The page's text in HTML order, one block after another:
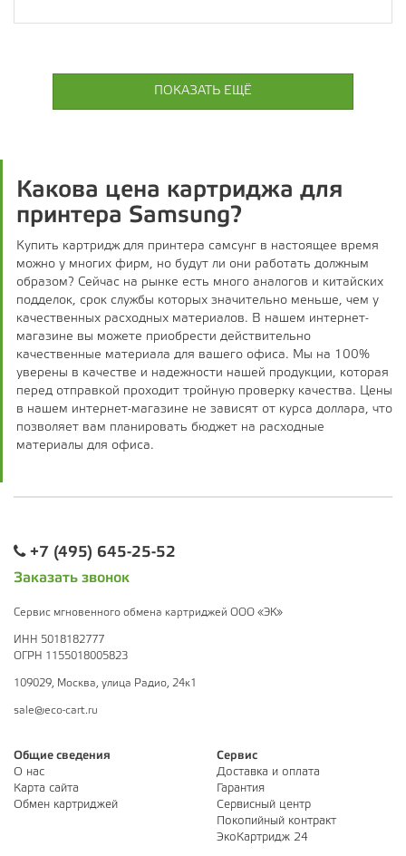
Какова цена картриджа для
принтера Samsung?
Купить картридж для принтера самсунг в настоящее время
можно у многих фирм, но будут ли они работать должным
образом? Сейчас на рынке есть много аналогов и китайских
подделок, срок службы которых значительно меньше, чем у
качественных расходных материалов. В нашем интернет-
магазине вы можете приобрести действительно
качественные материала для вашего офиса. Мы на 100%
уверены в качестве и надежности нашей продукции, которая
перед отправкой проходит тройную проверку качества. Цены
в нашем интернет-магазине не зависят от курса доллара, что
позволяет вам планировать бюджет на расходные
материалы для офиса.
ПОКАЗАТЬ ЕЩЁ
+7 (495) 645-25-52
Заказать звонок
Сервис мгновенного обмена картриджей ООО «ЭК»
ИНН 5018182777
ОГРН 1155018005823
109029, Москва, улица Радио, 24к1
sale@eco-cart.ru
Общие сведения
О нас
Карта сайта
Обмен картриджей
Сервис
Доставка и оплата
Гарантия
Сервисный центр
Покопийный контракт
ЭкоКартридж 24